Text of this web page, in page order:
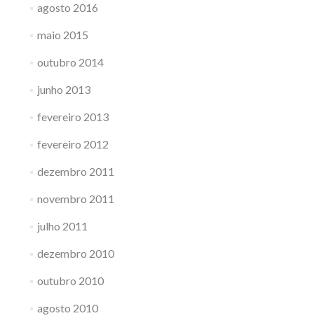
agosto 2016
maio 2015
outubro 2014
junho 2013
fevereiro 2013
fevereiro 2012
dezembro 2011
novembro 2011
julho 2011
dezembro 2010
outubro 2010
agosto 2010